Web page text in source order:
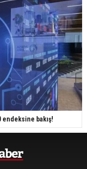
endeksine bakış!